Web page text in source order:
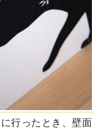
行ったとき、壁面